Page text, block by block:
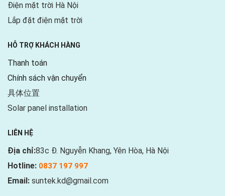
Điện mặt trời Hà Nội
Lắp đặt điện mặt trời
HỖ TRỢ KHÁCH HÀNG
Thanh toán
Chính sách vận chuyển
具体位置
Solar panel installation
LIÊN HỆ
Địa chỉ:83c Đ. Nguyễn Khang, Yên Hòa, Hà Nội
Hotline: 0837 197 997
Email: suntek.kd@gmail.com